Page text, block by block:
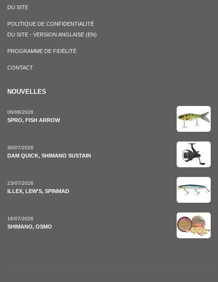
DU SITE
POLITIQUE DE CONFIDENTIALITÉ
DU SITE - VERSION ANGLAISE (EN)
PROGRAMME DE FIDÉLITÉ
CONTACT
NOUVELLES
06/08/2026
SPRO, FISH ARROW
30/07/2026
DAM QUICK, SHIMANO SUSTAIN
23/07/2026
ILLEX, LEW'S, SPINMAD
16/07/2026
SHIMANO, OSMO